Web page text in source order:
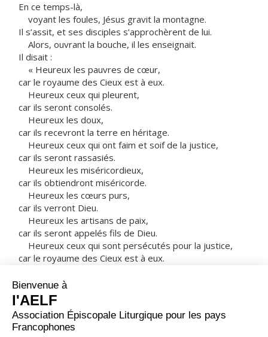
En ce temps-là,
voyant les foules, Jésus gravit la montagne.
Il s’assit, et ses disciples s’approchèrent de lui.
Alors, ouvrant la bouche, il les enseignait.
Il disait :
« Heureux les pauvres de cœur,
car le royaume des Cieux est à eux.
Heureux ceux qui pleurent,
car ils seront consolés.
Heureux les doux,
car ils recevront la terre en héritage.
Heureux ceux qui ont faim et soif de la justice,
car ils seront rassasiés.
Heureux les miséricordieux,
car ils obtiendront miséricorde.
Heureux les cœurs purs,
car ils verront Dieu.
Heureux les artisans de paix,
car ils seront appelés fils de Dieu.
Heureux ceux qui sont persécutés pour la justice,
car le royaume des Cieux est à eux.
si l’on vous persécute
et si l’on dit faussement toute sorte de mal contre
vous,
à cause de moi.
Réjouissez-vous, soyez dans l’allégresse,